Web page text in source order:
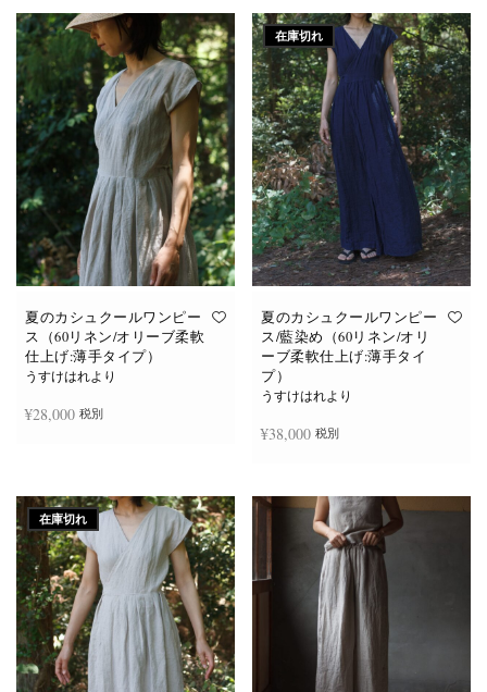
ジ
か
ら
選
択
で
き
ま
す
ジ
か
ら
選
択
で
き
ま
す
の
商
品
に
は
複
数
の
バ
リ
エ
ー
シ
ョ
ン
が
あ
り
ま
オ
プ
シ
ョ
ら
選
択
で
き
ま
す
の
商
品
に
複
数
の
ョ
ン
が
あ
り
ま
オ
プ
シ
ョ
ら
選
択
で
き
ま
す
夏のカシュクールワンピー
ス（60リネン/オリーブ柔軟
仕上げ:薄手タイプ）
うすけはれより
¥28,000 税別
在庫切れ
夏のカシュクールワンピー
ス/藍染め（60リネン/オリ
ーブ柔軟仕上げ:薄手タイ
プ）
うすけはれより
¥38,000 税別
在庫切れ